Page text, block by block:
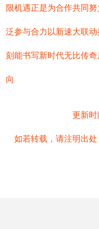
限机遇正是为合作共同
泛参与合力以新速大联
刻能书写新时代无比传
向
更新
如若转载，请注明出